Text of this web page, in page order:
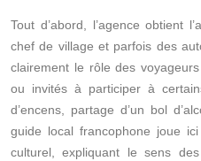
Tout d’abord, l’agence obtient
chef de village et parfois des
clairement le rôle des
ou invités à participer à
d’encens, partage d’un bol
guide local francophone joue
culturel, expliquant le sens